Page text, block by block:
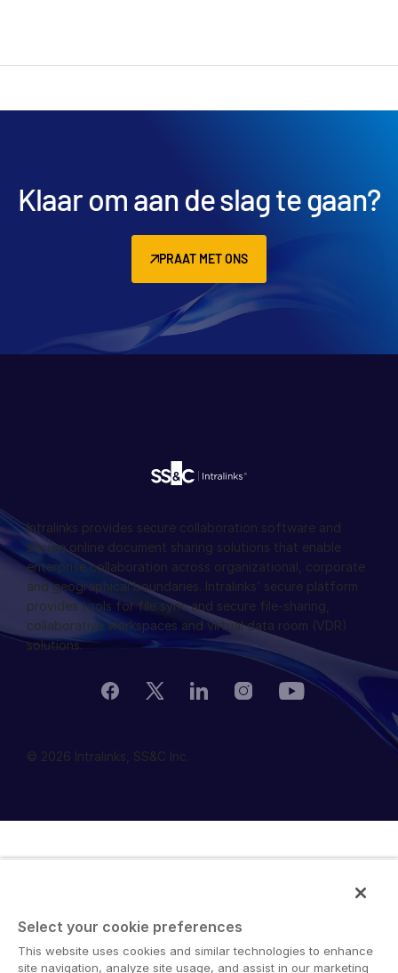
Klaar om aan de slag te gaan?
PRAAT MET ONS
Intralinks provides secure collaboration software and
secure online document sharing solutions that enable
enterprise collaboration across organizational, corporate
and geographical boundaries. Intralinks’ secure platform
provides tools for file sync and secure file-sharing,
collaborative workspaces and virtual data room (VDR)
solutions.
© 2026 Intralinks, SS&C Inc.
Select your cookie preferences
This website uses cookies and similar technologies to enhance
site navigation, analyze site usage, and assist in our marketing